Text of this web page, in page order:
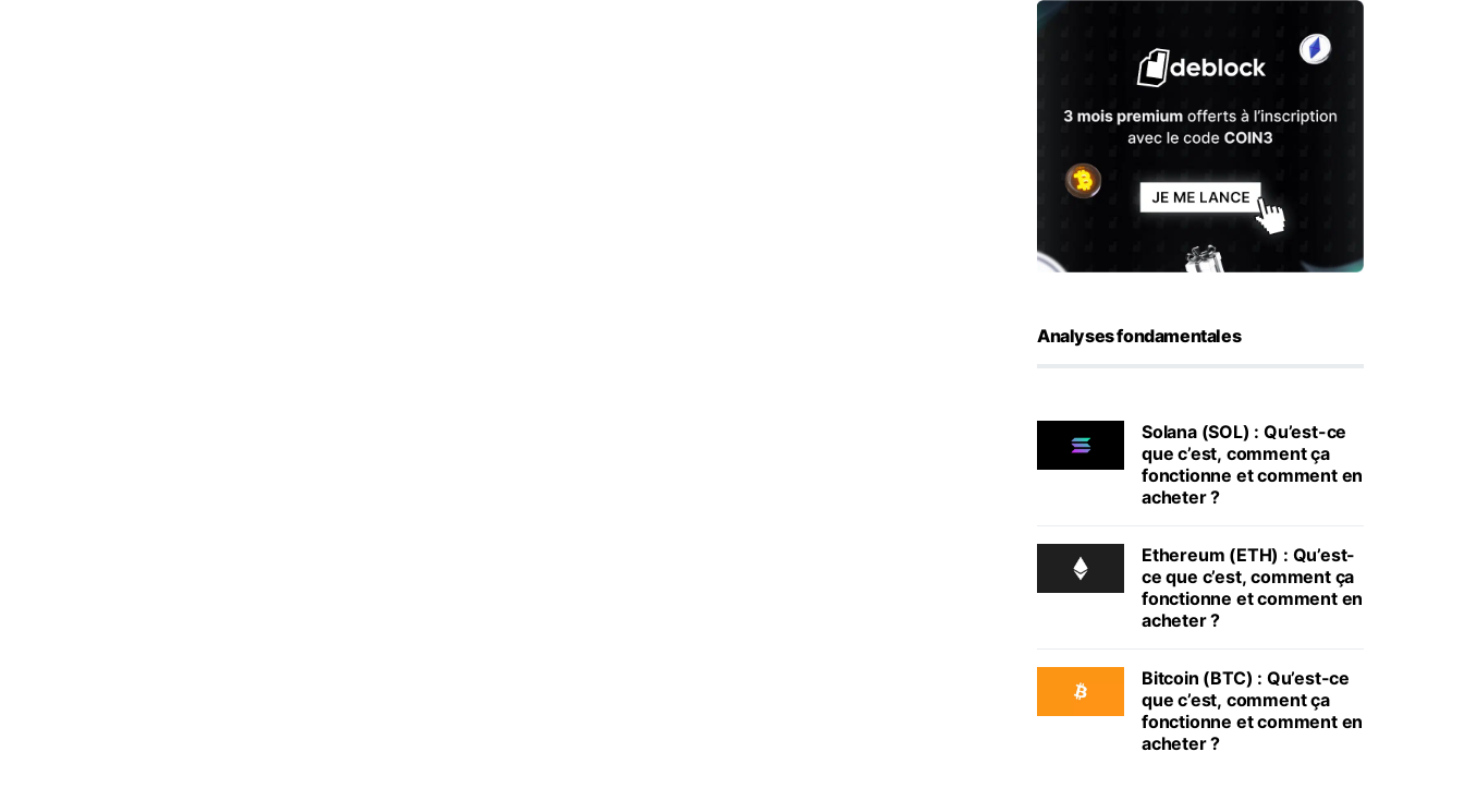
Analyses fondamentales
Solana (SOL) : Qu’est-ce
que c’est, comment ça
fonctionne et comment en
acheter ?
Ethereum (ETH) : Qu’est-
ce que c’est, comment ça
fonctionne et comment en
acheter ?
Bitcoin (BTC) : Qu’est-ce
que c’est, comment ça
fonctionne et comment en
acheter ?